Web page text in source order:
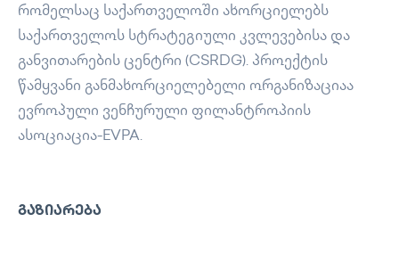
რომელსაც საქართველოში ახორციელებს
საქართველოს სტრატეგიული კვლევებისა და
განვითარების ცენტრი (CSRDG). პროექტის
წამყვანი განმახორციელებელი ორგანიზაციაა
ევროპული ვენჩურული ფილანტროპიის
ასოციაცია-EVPA.
ᲒᲐᲖᲘᲐᲠᲔᲑᲐ